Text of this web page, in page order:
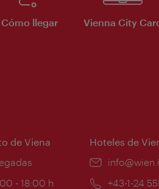
Cómo llegar Vienna City
de Viena
- 18:00 h
Hoteles de
e-
Teléfono:
+43-1-24